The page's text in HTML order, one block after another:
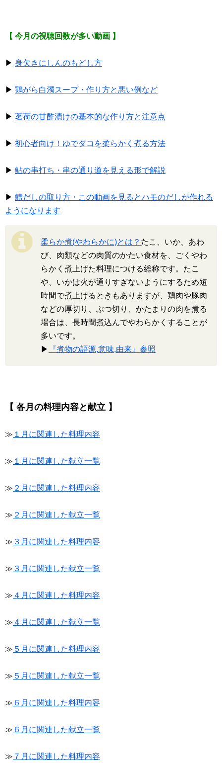
【 今月の視聴回数が多い動画 】
▶ 身欠きにしんのもどし方
▶ 鶏がら白濁スープ・作り方と悪い例など
▶ 茗荷の甘酢漬けの基本的な作り方と注意点
▶ 初心者向け！ゆでダコを柔らかく煮る方法
▶ 鮎の串打ち・串の通り道を見える形で解説
▶ 鱧だしの取り方・この動画を見るとハモのだしが作れる
ようになります
柔らか煮(やわらかに)とは？ たこ、いか、あわ
び、肉類などの肉質のかたい食材を、ごくやわ
らかく煮上げた料理につける総称です。たこ
や、いかは火が通りすぎないようにするため短
時間で煮上げるときもありますが、鶏肉や豚肉
などの厚切り、ぶつ切り、かたまりの肉を煮る
場合は、長時間煮込んでやわらかくすることが
多いです。
▶
『煮物の語源,意味,由来』参照
【 各月の料理内容と献立 】
≫ １月に関連した料理内容
≫ １月に関連した献立一覧
≫ ２月に関連した料理内容
≫ ２月に関連した献立一覧
≫ ３月に関連した料理内容
≫ ３月に関連した献立一覧
≫ ４月に関連した料理内容
≫ ４月に関連した献立一覧
≫ ５月に関連した料理内容
≫ ５月に関連した献立一覧
≫ ６月に関連した料理内容
≫ ６月に関連した献立一覧
≫ ７月に関連した料理内容